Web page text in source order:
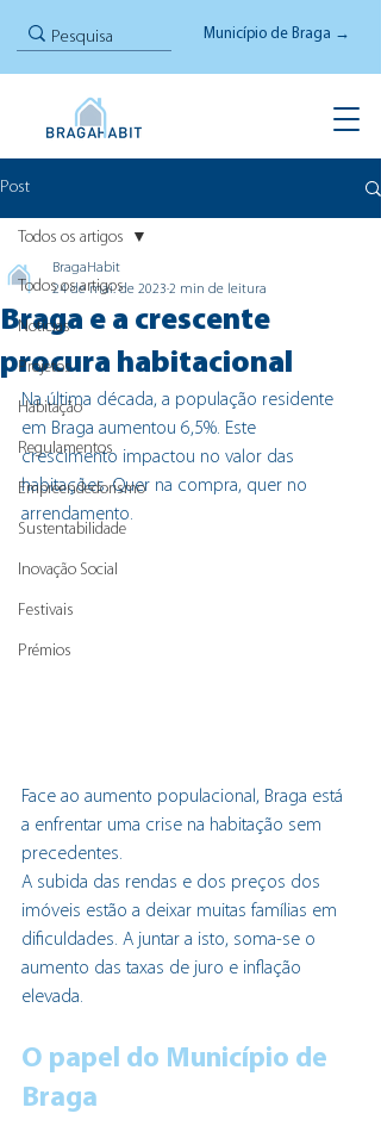
Município de Braga →
Post
Todos os artigos
Notícias
Projetos
Habitação
Regulamentos
Empreendedorismo
Sustentabilidade
Inovação Social
Festivais
Prémios
Todos os artigos
Braga e a crescente
procura habitacional
BragaHabit
24 de mai. de 2023 2 min de leitura
Na última década, a população residente
em Braga aumentou 6,5%. Este
crescimento impactou no valor das
habitações. Quer na compra, quer no
arrendamento.
Face ao aumento populacional, Braga está
a enfrentar uma crise na habitação sem
precedentes.
A subida das rendas e dos preços dos
imóveis estão a deixar muitas famílias em
dificuldades. A juntar a isto, soma-se o
aumento das taxas de juro e inflação
elevada.
O papel do Município de
Braga